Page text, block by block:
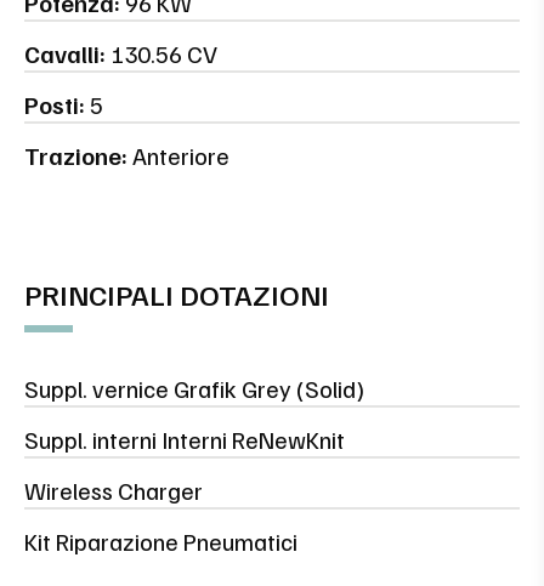
Cavalli: 130.56 CV
Posti:5
Trazione:Anteriore
PRINCIPALI DOTAZIONI
Suppl. vernice Grafik Grey (Solid)
Suppl. interni Interni ReNewKnit
Wireless Charger
Kit Riparazione Pneumatici